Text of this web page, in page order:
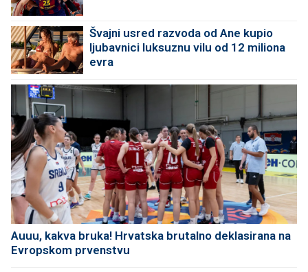
Švajni usred razvoda od Ane kupio
ljubavnici luksuznu vilu od 12 miliona
evra
Auuu, kakva bruka! Hrvatska brutalno deklasirana na
Evropskom prvenstvu